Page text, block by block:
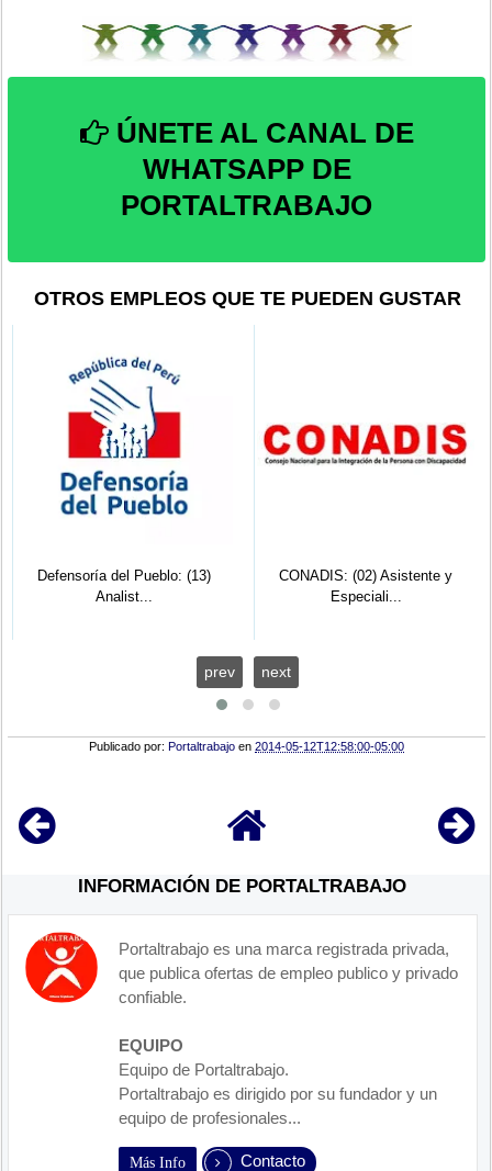
ÚNETE AL CANAL DE
WHATSAPP DE
PORTALTRABAJO
OTROS EMPLEOS QUE TE PUEDEN GUSTAR
Defensoría del Pueblo: (13)
Analist...
CONADIS: (02) Asistente y
Especiali...
prev next
Publicado por:Portaltrabajo en2014-05-12T12:58:00-05:00
INFORMACIÓN DE PORTALTRABAJO
Portaltrabajo es una marca registrada privada,
que publica ofertas de empleo publico y privado
confiable.
EQUIPO
Equipo de Portaltrabajo.
Portaltrabajo es dirigido por su fundador y un
equipo de profesionales...
Más Info Contacto